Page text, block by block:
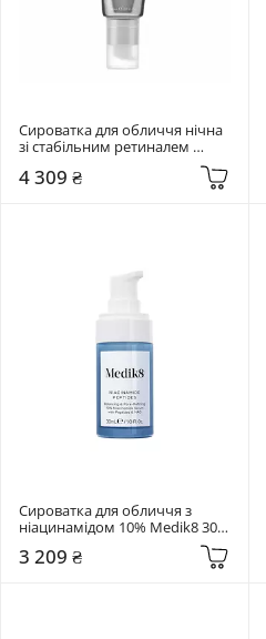
Сироватка для обличчя нічна
зі стабільним ретиналем
Retinal 6
4 309 ₴
Сироватка для обличчя з
ніацинамідом 10% Medik8 30
3 209 ₴